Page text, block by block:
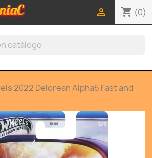
shopping_cart (0)

2022 Delorean Alpha5 Fast and